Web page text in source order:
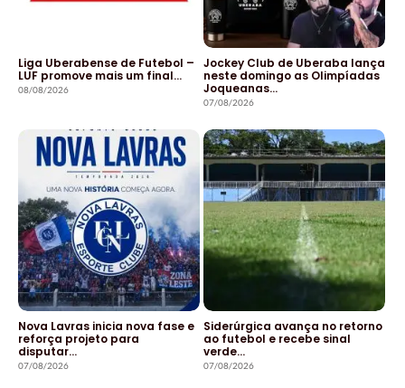
Liga Uberabense de Futebol –
LUF promove mais um final…
08/08/2026
Jockey Club de Uberaba lança
neste domingo as Olimpíadas
Joqueanas…
07/08/2026
Nova Lavras inicia nova fase e
reforça projeto para
disputar…
07/08/2026
Siderúrgica avança no retorno
ao futebol e recebe sinal
verde…
07/08/2026